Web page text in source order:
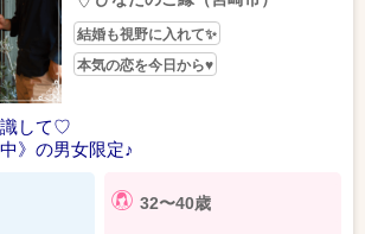
結婚も視野に入れて✨
本気の恋を今日から♥
識して♡
》の男女限定♪
32〜40歳